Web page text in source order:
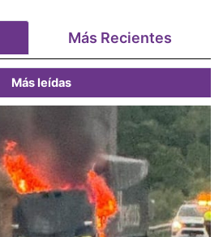
Más Recientes
Más leídas